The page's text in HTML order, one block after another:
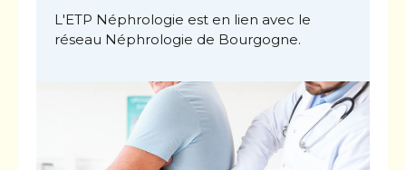
L'ETP Néphrologie est en lien avec le
réseau Néphrologie de Bourgogne.